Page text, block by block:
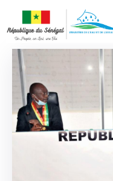
Accueil
Ministère
Programmes
&